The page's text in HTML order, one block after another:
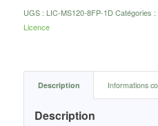
UGS : LIC-MS120-8FP-1D Catégories :
Licence
Description Informations
Description